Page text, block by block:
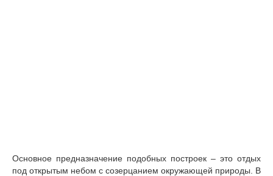
Основное предназначение подобных построек – это отдых
под открытым небом с созерцанием окружающей природы. В